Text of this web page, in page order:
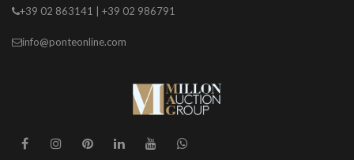
+39 02 863141 | +39 02 986791
info@ponteonline.com